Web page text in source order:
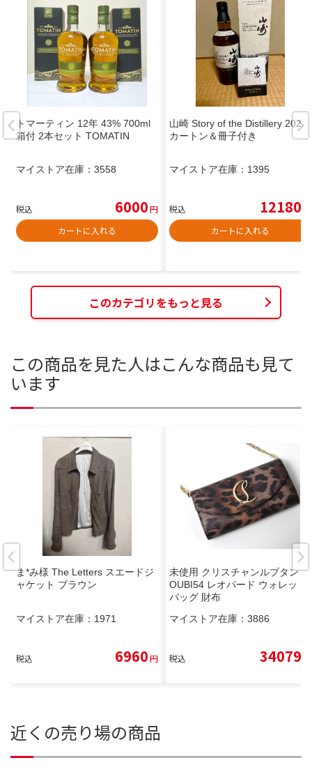
トマーティン 12年 43% 700ml
箱付 2本セット TOMATIN
マイストア在庫： 3558
税込 6000円
カートに入れる
山崎 Story of the Distillery 2024
カートン＆冊子付き
マイストア在庫： 1395
税込 12180
カートに入れる
このカテゴリをもっと見る
この商品を見た人はこんな商品も見て
います
ま*み様 The Letters スエードジ
ャケット ブラウン
マイストア在庫： 1971
税込 6960円
未使用 クリスチャンルブタン L
OUBI54 レオパード ウォレット
バッグ 財布
マイストア在庫： 3886
税込 34079
近くの売り場の商品